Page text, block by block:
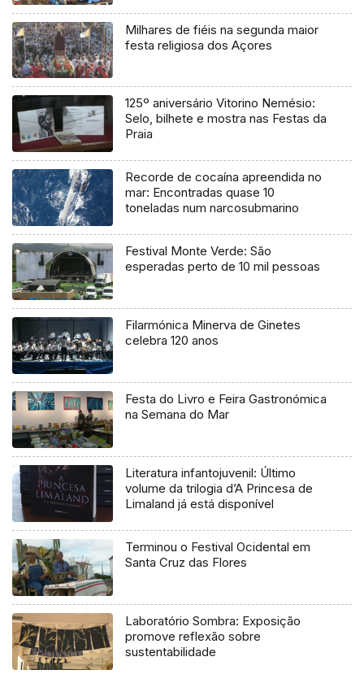
Milhares de fiéis na segunda maior
festa religiosa dos Açores
125º aniversário Vitorino Nemésio:
Selo, bilhete e mostra nas Festas da
Praia
Recorde de cocaína apreendida no
mar: Encontradas quase 10
toneladas num narcosubmarino
Festival Monte Verde: São
esperadas perto de 10 mil pessoas
Filarmónica Minerva de Ginetes
celebra 120 anos
Festa do Livro e Feira Gastronómica
na Semana do Mar
Literatura infantojuvenil: Último
volume da trilogia d’A Princesa de
Limaland já está disponível
Terminou o Festival Ocidental em
Santa Cruz das Flores
Laboratório Sombra: Exposição
promove reflexão sobre
sustentabilidade